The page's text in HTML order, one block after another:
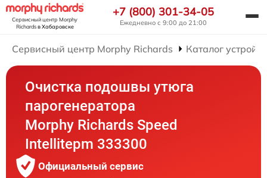
Сервисный центр Morphy
Richardsв Хабаровске
+7 (800) 301-34-05
Ежедневно с 9:00 до 21:00
Сервисный центр Morphy Richards Каталог
Очистка подошвы утюга
парогенератора
Morphy Richards Speed
Intellitepm 333300
Официальный сервис